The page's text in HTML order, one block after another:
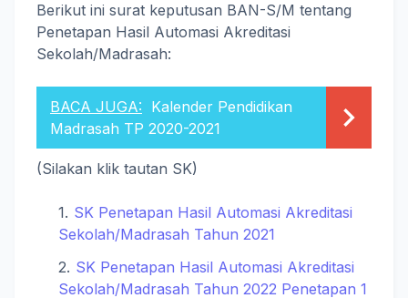
Berikut ini surat keputusan BAN-S/M tentang
Penetapan Hasil Automasi Akreditasi
Sekolah/Madrasah:
BACA JUGA: Kalender Pendidikan
Madrasah TP 2020-2021
(Silakan klik tautan SK)
SK Penetapan Hasil Automasi Akreditasi
Sekolah/Madrasah Tahun 2021
SK Penetapan Hasil Automasi Akreditasi
Sekolah/Madrasah Tahun 2022 Penetapan 1